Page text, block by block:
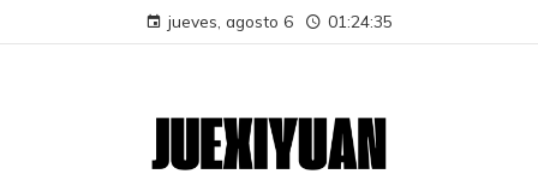
jueves, agosto 6 01:24:36